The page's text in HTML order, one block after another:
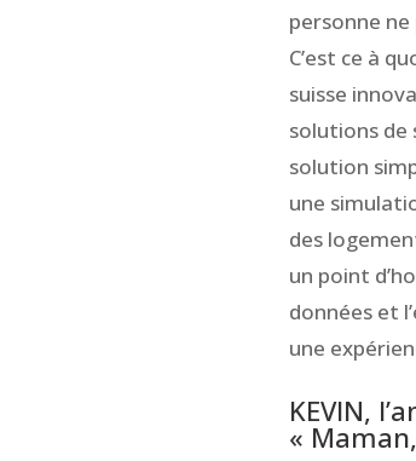
personne
C’est ce à
suisse
solutions de
solution
une
des
un point
données et
une
KEVIN,
«